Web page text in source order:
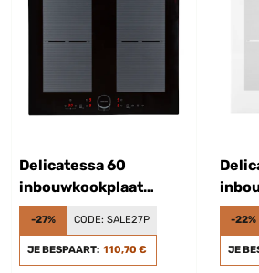
Delicatessa 60
inbouwkookplaat
inductie 4 zones
7000W glaskeramiek
-27% CODE: SALE27P
JE BESPAART: 110,70 €
-22%
JE